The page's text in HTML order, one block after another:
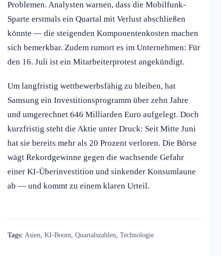
Problemen. Analysten warnen, dass die Mobilfunk-
Sparte erstmals ein Quartal mit Verlust abschließen
könnte — die steigenden Komponentenkosten machen
sich bemerkbar. Zudem rumort es im Unternehmen: Für
den 16. Juli ist ein Mitarbeiterprotest angekündigt.
Um langfristig wettbewerbsfähig zu bleiben, hat
Samsung ein Investitionsprogramm über zehn Jahre
und umgerechnet 646 Milliarden Euro aufgelegt. Doch
kurzfristig steht die Aktie unter Druck: Seit Mitte Juni
hat sie bereits mehr als 20 Prozent verloren. Die Börse
wägt Rekordgewinne gegen die wachsende Gefahr
einer KI-Überinvestition und sinkender Konsumlaune
ab — und kommt zu einem klaren Urteil.
Tags: Asien KI-Boom Quartalszahlen Technologie